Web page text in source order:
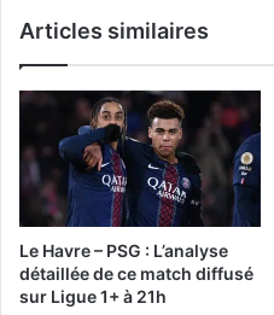
Articles similaires
Le Havre – PSG : L’analyse
détaillée de ce match diffusé
sur Ligue 1+ à 21h